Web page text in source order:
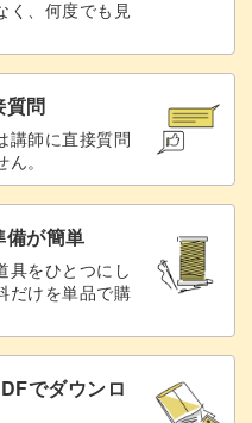
く、何度でも見
質問
講師に直接質問
。
備が簡単
具をひとつにし
だけを単品で購
でダウンロ